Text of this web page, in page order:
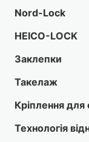
Nord-Lock
HEICO-LOCK
Заклепки
Такелаж
Кріплення для
Технологія